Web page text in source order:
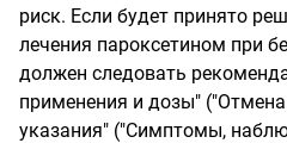
риск. Если будет принято
лечения пароксетином при
должен следовать
применения и дозы"
указания" ("Симптомы,